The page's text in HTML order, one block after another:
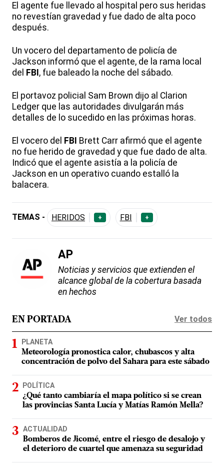
El agente fue llevado al hospital pero sus heridas
no revestían gravedad y fue dado de alta poco
después.
Un vocero del departamento de policía de
Jackson informó que el agente, de la rama local
del FBI , fue baleado la noche del sábado.
El portavoz policial Sam Brown dijo al Clarion
Ledger que las autoridades divulgarán más
detalles de lo sucedido en las próximas horas.
El vocero del FBI Brett Carr afirmó que el agente
no fue herido de gravedad y que fue dado de alta.
Indicó que el agente asistía a la policía de
Jackson en un operativo cuando estalló la
balacera.
TEMAS - HERIDOS + FBI +
AP
Noticias y servicios que extienden el
alcance global de la cobertura basada
en hechos
EN PORTADA Ver todos
PLANETA
Meteorología pronostica calor, chubascos y alta
concentración de polvo del Sahara para este sábado
POLÍTICA
¿Qué tanto cambiaría el mapa político si se crean
las provincias Santa Lucía y Matías Ramón Mella?
ACTUALIDAD
Bomberos de Jicomé, entre el riesgo de desalojo y
el deterioro de cuartel que amenaza su seguridad